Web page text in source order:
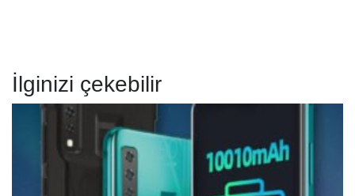
İlginizi çekebilir